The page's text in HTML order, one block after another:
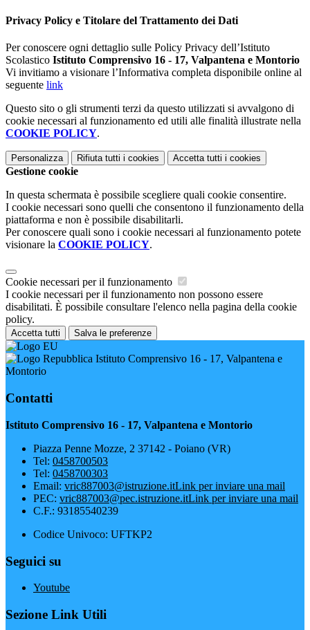
Privacy Policy e Titolare del Trattamento dei Dati
Per conoscere ogni dettaglio sulle Policy Privacy dell’Istituto
Scolastico Istituto Comprensivo 16 - 17, Valpantena e Montorio
Vi invitiamo a visionare l’Informativa completa disponibile online al
seguente link
Questo sito o gli strumenti terzi da questo utilizzati si avvalgono di
cookie necessari al funzionamento ed utili alle finalità illustrate nella
COOKIE POLICY.
Personalizza Rifiuta tutti i cookies Accetta tutti i cookies
Gestione cookie
In questa schermata è possibile scegliere quali cookie consentire.
I cookie necessari sono quelli che consentono il funzionamento della
piattaforma e non è possibile disabilitarli.
Per conoscere quali sono i cookie necessari al funzionamento potete
visionare la COOKIE POLICY.
Cookie necessari per il funzionamento
I cookie necessari per il funzionamento non possono essere
disabilitati. È possibile consultare l'elenco nella pagina della cookie
policy.
Accetta tutti Salva le preferenze
Istituto Comprensivo 16 - 17, Valpantena e
Montorio
Contatti
Istituto Comprensivo 16 - 17, Valpantena e Montorio
Piazza Penne Mozze, 2 37142 - Poiano (VR)
Tel: 0458700503
Tel: 0458700303
Email: vric887003@istruzione.itLink per inviare una mail
PEC: vric887003@pec.istruzione.itLink per inviare una mail
C.F.: 93185540239
Codice Univoco: UFTKP2
Seguici su
Youtube
Sezione Link Utili